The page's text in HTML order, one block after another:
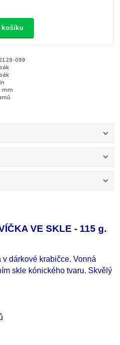
099
mm
VE SKLE - 115 g.
dárkové krabičce. Vonná
skle kónického tvaru. Skvělý